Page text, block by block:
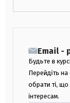
Email -
Будьте в
Перейдіть
обрати ті,
інтересам.